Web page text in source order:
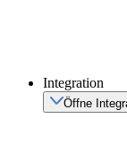
Integration
Öffne